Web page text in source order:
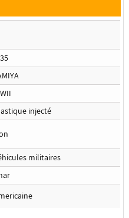
injecté
militaires